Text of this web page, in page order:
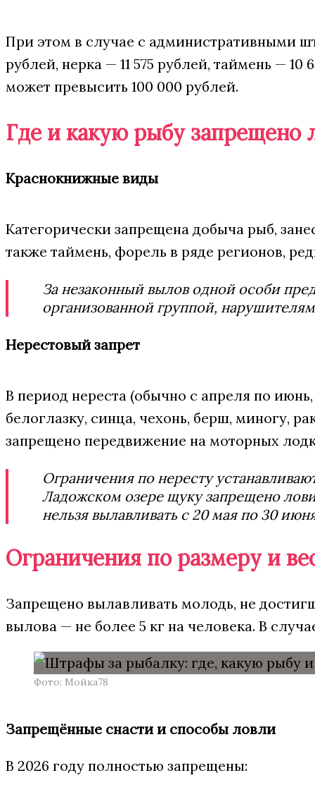
При этом в случае с административными
рублей, нерка — 11 575 рублей, таймень —
может превысить 100 000 рублей.
Где и какую рыбу запрещено
Краснокнижные виды
Категорически запрещена добыча рыб,
также таймень, форель в ряде регионов,
За незаконный вылов одной особи
организованной группой,
Нерестовый запрет
В период нереста (обычно с апреля по
белоглазку, синца, чехонь, берш, миногу,
запрещено передвижение на моторных
Ограничения по нересту
Ладожском озере щуку запрещено
нельзя вылавливать с 20 мая по 30
Ограничения по размеру и
Запрещено вылавливать молодь, не
вылова — не более 5 кг на человека. В
Фото: Мойка78
Запрещённые снасти и способы ловли
В 2026 году полностью запрещены: